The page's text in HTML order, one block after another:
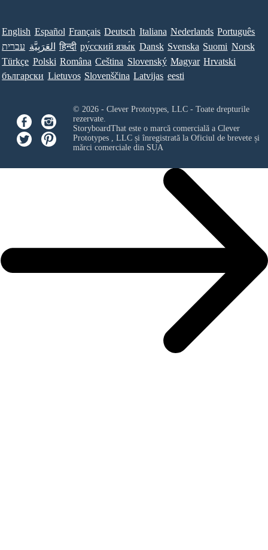
English Español Français Deutsch Italiana Nederlands Português
עברית العَرَبِيَّة हिन्दी ру́сский язы́к Dansk Svenska Suomi Norsk
Türkçe Polski Româna Ceština Slovenský Magyar Hrvatski
български Lietuvos Slovenščina Latvijas eesti
© 2026 - Clever Prototypes, LLC - Toate drepturile
rezervate.
StoryboardThat este o marcă comercială a Clever
Prototypes , LLCși înregistrată la Oficiul de brevete și
mărci comerciale din SUA